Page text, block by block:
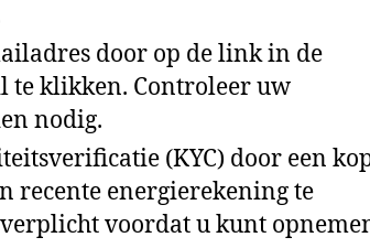
door op de link in de
te klikken. Controleer uw
nodig.
(KYC) door een
recente energierekening te
voordat u kunt